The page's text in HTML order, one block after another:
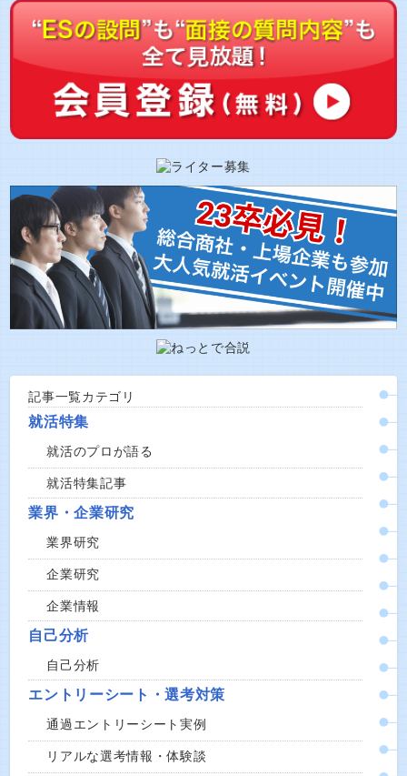
記事一覧カテゴリ
就活特集
就活のプロが語る
就活特集記事
業界・企業研究
業界研究
企業研究
企業情報
自己分析
自己分析
エントリーシート・選考対策
通過エントリーシート実例
リアルな選考情報・体験談